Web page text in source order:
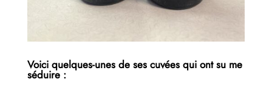
Voici quelques-unes de ses cuvées qui ont su me
séduire :